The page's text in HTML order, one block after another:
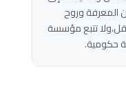
المعرفة وروح
تتبع مؤسسة
حكومية.